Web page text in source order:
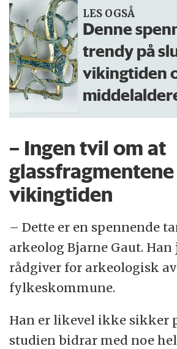
LES OGSÅ
Denne
trendy på
vikingtiden
– Ingen tvil om at
vikingtiden
– Dette er en spennende
arkeolog Bjarne Gaut. Han
rådgiver for arkeologisk
fylkeskommune.
Han er likevel ikke sikker
studien bidrar med noe